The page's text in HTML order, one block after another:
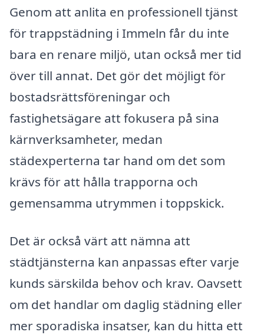
Genom att anlita en professionell tjänst
för trappstädning i Immeln får du inte
bara en renare miljö, utan också mer tid
över till annat. Det gör det möjligt för
bostadsrättsföreningar och
fastighetsägare att fokusera på sina
kärnverksamheter, medan
städexperterna tar hand om det som
krävs för att hålla trapporna och
gemensamma utrymmen i toppskick.
Det är också värt att nämna att
städtjänsterna kan anpassas efter varje
kunds särskilda behov och krav. Oavsett
om det handlar om daglig städning eller
mer sporadiska insatser, kan du hitta ett